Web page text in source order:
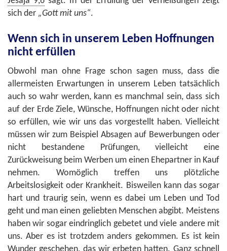
sich der „Gott mit uns“.
Wenn sich in unserem Leben Hoffnungen
nicht erfüllen
Obwohl man ohne Frage schon sagen muss, dass die
allermeisten Erwartungen in unserem Leben tatsächlich
auch so wahr werden, kann es manchmal sein, dass sich
auf der Erde Ziele, Wünsche, Hoffnungen nicht oder nicht
so erfüllen, wie wir uns das vorgestellt haben. Vielleicht
müssen wir zum Beispiel Absagen auf Bewerbungen oder
nicht bestandene Prüfungen, vielleicht eine
Zurückweisung beim Werben um einen Ehepartner in Kauf
nehmen. Womöglich treffen uns plötzliche
Arbeitslosigkeit oder Krankheit. Bisweilen kann das sogar
hart und traurig sein, wenn es dabei um Leben und Tod
geht und man einen geliebten Menschen abgibt. Meistens
haben wir sogar eindringlich gebetet und viele andere mit
uns. Aber es ist trotzdem anders gekommen. Es ist kein